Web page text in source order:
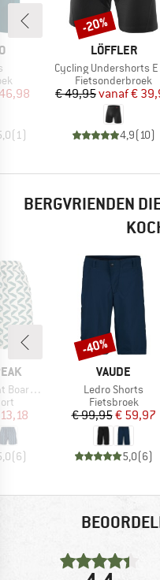
prijs
( 1)
MERK
LÖFFLER
Artikel
Cycling Undershorts Elastic 2.0
Productgroep
Fietsonderbroek
Prijs
€ 49,95vanaf€
4,9( 10)
Korting
-20%
BERGVRIENDEN
prijs
(6)
MERK
VAUDE
Artikel
Ledro Shorts
Productgroep
Fietsbroek
Prijs
€ 99,95€ 59,97
5,0(6)
Korting
-40%